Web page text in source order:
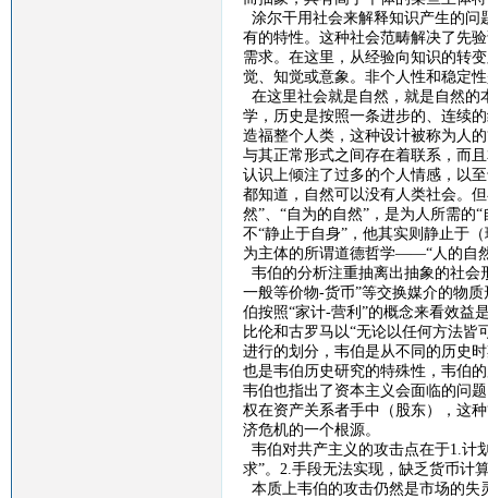
涂尔干用社会来解释知识产生的问
有的特性。这种社会范畴解决了先
需求。在这里，从经验向知识的转
觉、知觉或意象。非个人性和稳定
在这里社会就是自然，就是自然的
学，历史是按照一条进步的、连续
造福整个人类，这种设计被称为人的
与其正常形式之间存在着联系，而
认识上倾注了过多的个人情感，以
都知道，自然可以没有人类社会。
然”、“自为的自然”，是为人所需的
不“静止于自身”，他其实则静止于
为主体的所谓道德哲学——“人的自
韦伯的分析注重抽离出抽象的社会
一般等价物-货币”等交换媒介的物
伯按照“家计-营利”的概念来看效益
比伦和古罗马以“无论以任何方法
进行的划分，韦伯是从不同的历史
也是韦伯历史研究的特殊性，韦伯
韦伯也指出了资本主义会面临的问
权在资产关系者手中（股东），这种
济危机的一个根源。
韦伯对共产主义的攻击点在于1. 计
求”。 2. 手段无法实现，缺乏货币计
本质上韦伯的攻击仍然是市场的失